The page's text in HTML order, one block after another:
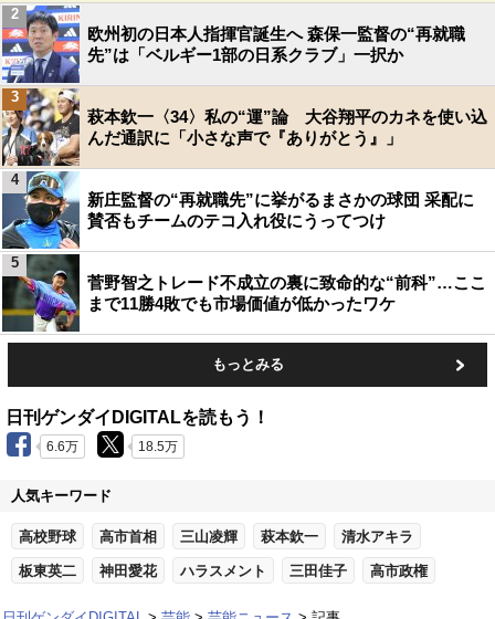
欧州初の日本人指揮官誕生へ 森保一監督の“再就職
先”は「ベルギー1部の日系クラブ」一択か
2
萩本欽一〈34〉私の“運”論 大谷翔平のカネを使い込
んだ通訳に「小さな声で『ありがとう』」
3
新庄監督の“再就職先”に挙がるまさかの球団 采配に
賛否もチームのテコ入れ役にうってつけ
4
菅野智之トレード不成立の裏に致命的な“前科”…ここ
まで11勝4敗でも市場価値が低かったワケ
5
もっとみる
日刊ゲンダイDIGITALを読もう！
6.6万 18.5万
人気キーワード
高校野球 高市首相 三山凌輝 萩本欽一 清水アキラ
板東英二 神田愛花 ハラスメント 三田佳子 高市政権